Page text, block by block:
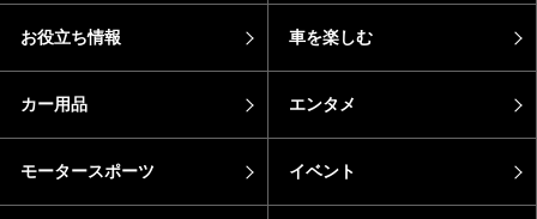
お役立ち情報 車を楽しむ
カー用品 エンタメ
モータースポーツ イベント